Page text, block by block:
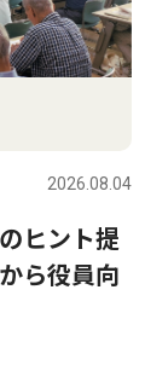
2026.08.04
ヒント提
ら役員向